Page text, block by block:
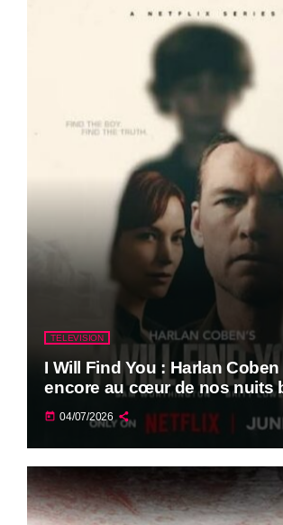
TELEVISION
I Will Find You : Harlan
encore au cœur de nos nuits
today 04/07/2026